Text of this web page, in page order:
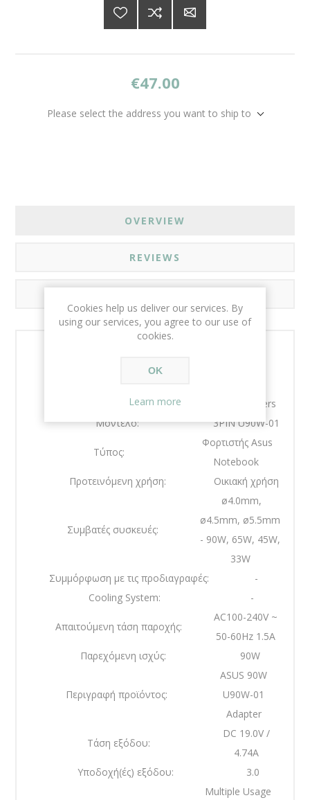
€47.00
Please select the address you want to ship to
OVERVIEW
REVIEWS
Σειρά προϊόντων:
ASUS Adapters
Μοντέλο:
3PIN U90W-01
Τύπος:
Φορτιστής Asus
Notebook
Προτεινόμενη χρήση:
Οικιακή χρήση
Συμβατές συσκευές:
ø4.0mm,
ø4.5mm, ø5.5mm
- 90W, 65W, 45W,
33W
Συμμόρφωση με τις προδιαγραφές:
-
Cooling System:
-
Απαιτούμενη τάση παροχής:
AC100-240V ~
50-60Hz 1.5A
Παρεχόμενη ισχύς:
90W
Περιγραφή προϊόντος:
ASUS 90W
U90W-01
Adapter
Τάση εξόδου:
DC 19.0V /
4.74A
Υποδοχή(ές) εξόδου:
3.0
Multiple Usage
Cookies help us deliver our services. By
using our services, you agree to our use of
cookies.
OK
Learn more